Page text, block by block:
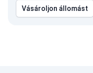
Vásároljon állomást